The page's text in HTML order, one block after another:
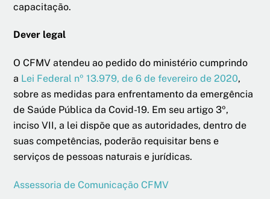
capacitação.
Dever legal
O CFMV atendeu ao pedido do ministério cumprindo
a Lei Federal nº 13.979, de 6 de fevereiro de 2020,
sobre as medidas para enfrentamento da emergência
de Saúde Pública da Covid-19. Em seu artigo 3º,
inciso VII, a lei dispõe que as autoridades, dentro de
suas competências, poderão requisitar bens e
serviços de pessoas naturais e jurídicas.
Assessoria de Comunicação CFMV